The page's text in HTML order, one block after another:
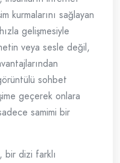
kurmalarını sağlayan
gelişmesiyle
veya sesle değil,
sohbet
geçerek onlara
samimi bir
dizi farklı